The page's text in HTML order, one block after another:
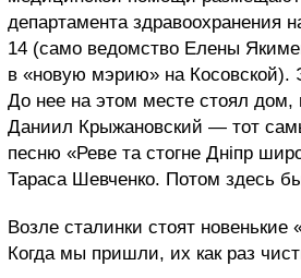
департамента здравоохранения
14 (само ведомство Елены
в «новую мэрию» на Косовской).
До нее на этом месте стоял дом,
Даниил Крыжановский — тот
песню «Реве та стогне Дніпр
Тараса Шевченко. Потом здесь
Возле сталинки стоят
Когда мы пришли, их как раз